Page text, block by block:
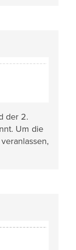
der 2.
Um die